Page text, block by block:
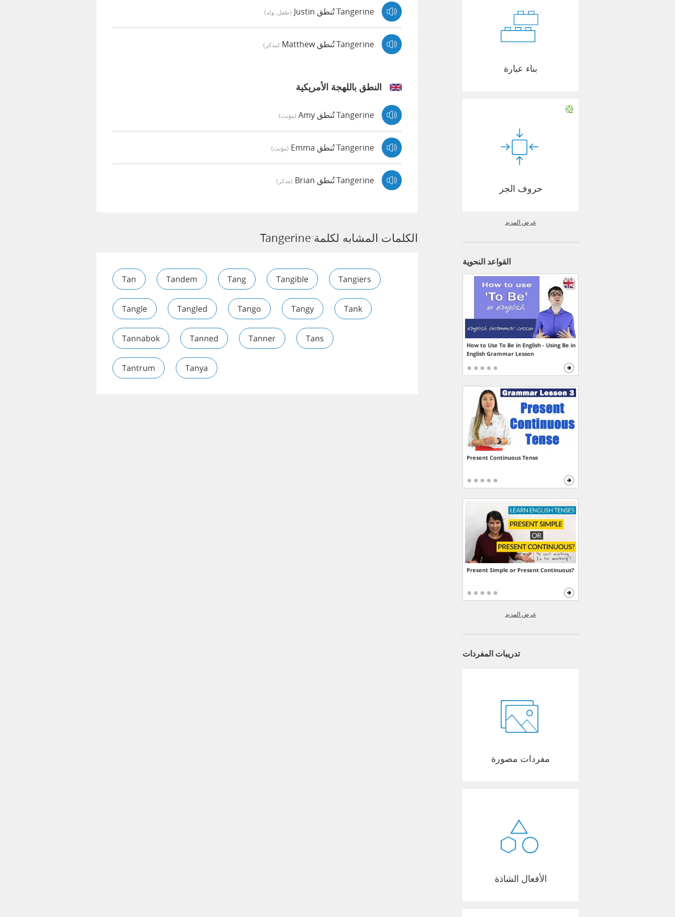
Tangerine تُنطق Justin (طفل, ولد)
Tangerine تُنطق Matthew (مذكر)
النطق باللهجة الأمريكية
Tangerine تُنطق Amy (مؤنث)
Tangerine تُنطق Emma (مؤنث)
Tangerine تُنطق Brian (مذكر)
الكلمات المشابه لكلمة Tangerine
Tan Tandem Tang Tangible Tangiers
Tangle Tangled Tango Tangy Tank
Tannabok Tanned Tanner Tans
Tantrum Tanya
بناء عبارة
حروف الجر
عرض المزيد
القواعد النحوية
How to Use To Be in English - Using Be in
English Grammar Lesson
Present Continuous Tense
Present Simple or Present Continuous?
عرض المزيد
تدريبات المفردات
مفردات مصورة
الأفعال الشاذة